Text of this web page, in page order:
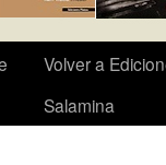
Volver a
Salamina